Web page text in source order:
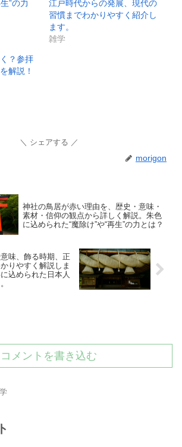
”の力
江戸時代からの発展、現代の
習慣までわかりやすく紹介し
ます。
雑学
？参拝
解説！
シェアする
morigon
神社の鳥居が赤い理由を、歴史・意味・
素材・信仰の観点から詳しく解説。朱色
に込められた“魔除け”や“再生”の力とは？
味、飾る時期、正
りやすく解説しま
込められた日本人
コメントを書き込む